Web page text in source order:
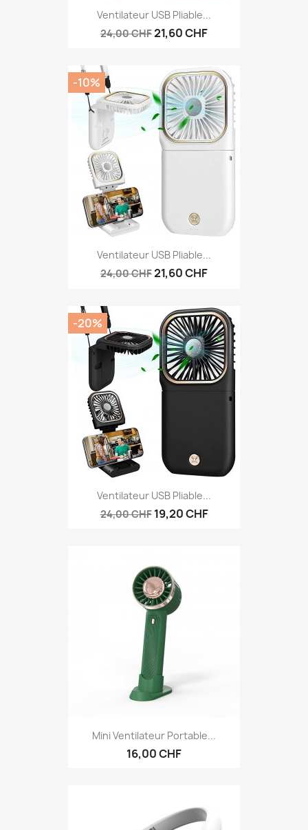
Ventilateur USB Pliable...
24,00 CHF21,60 CHF
Ventilateur USB Pliable...
24,00 CHF21,60 CHF
-10%
Ventilateur USB Pliable...
24,00 CHF 19,20 CHF
-20%
Mini Ventilateur Portable...
16,00 CHF